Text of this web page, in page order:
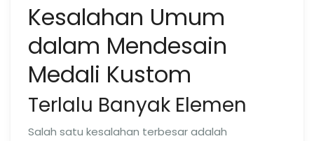
Kesalahan Umum
dalam Mendesain
Medali Kustom
Terlalu Banyak Elemen
Salah satu kesalahan terbesar adalah